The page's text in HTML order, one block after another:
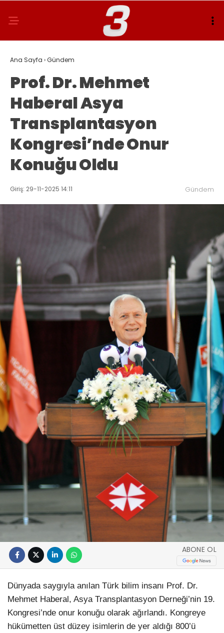
Ana Sayfa ›Gündem
Prof. Dr. Mehmet
Haberal Asya
Transplantasyon
Kongresi’nde Onur
Konuğu Oldu
Giriş: 29-11-2025 14:11 Gündem
ABONE OL
Dünyada saygıyla anılan Türk bilim insanı Prof. Dr.
Mehmet Haberal, Asya Transplantasyon Derneği’nin 19.
Kongresi’nde onur konuğu olarak ağırlandı. Kongreye
hükümetten üst düzey isimlerin de yer aldığı 800’ü